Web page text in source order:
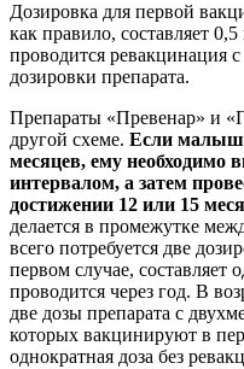
Дозировка для первой
как правило, составляет
проводится ревакцинация
дозировки препарата.
Препараты «Превенар» и
другой схеме. Если
месяцев, ему необходимо
интервалом, а затем
достижении 12 или 15
делается в промежутке
всего потребуется две
первом случае, составляет
проводится через год. В
две дозы препарата с
которых вакцинируют в
однократная доза без